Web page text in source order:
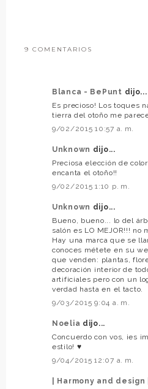
9 COMENTARIOS
Blanca - BePunt dijo...
Es precioso! Los toques
tierra del otoño me
9/02/2015 10:57 a. m.
Unknown dijo...
Preciosa elección de
encanta el otoño!!
9/02/2015 1:10 p. m.
Unknown dijo...
Bueno, bueno... lo del
salón es LO MEJOR!!! no
Hay una marca que se
conoces métete en su
que venden: plantas,
decoración interior de
artificiales pero con un
verdad hasta en el tacto.
9/03/2015 9:04 a. m.
Noelia dijo...
Concuerdo con vos, ¡es
estilo! ♥
9/04/2015 12:07 a. m.
| Harmony and design |